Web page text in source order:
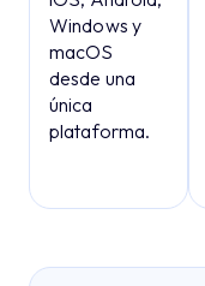
Windows y
macOS
desde una
única
plataforma.